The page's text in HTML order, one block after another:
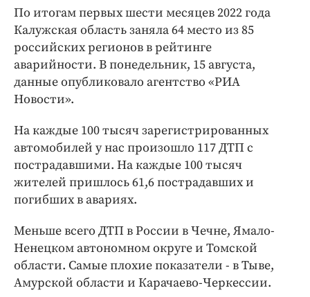
Медиаперсона
Интересное чтиво
Клиника года
Бренд года
Работодатель года
По итогам первых шести месяцев 2022 года
Калужская область заняла 64 место из 85
российских регионов в рейтинге
аварийности. В понедельник, 15 августа,
данные опубликовало агентство «РИА
Новости».
На каждые 100 тысяч зарегистрированных
автомобилей у нас произошло 117 ДТП с
пострадавшими. На каждые 100 тысяч
жителей пришлось 61,6 пострадавших и
погибших в авариях.
Меньше всего ДТП в России в Чечне, Ямало-
Ненецком автономном округе и Томской
области. Самые плохие показатели - в Тыве,
Амурской области и Карачаево-Черкессии.